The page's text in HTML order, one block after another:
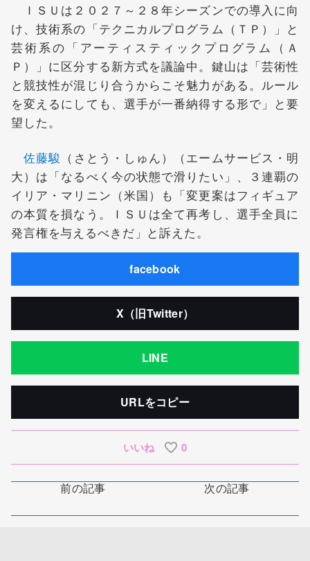
ＩＳＵは２０２７～２８年シーズンでの導入に向
け、技術系の「テクニカルプログラム（ＴＰ）」と
芸術系の「アーティスティックプログラム（Ａ
Ｐ）」に区分する新方式を議論中。鍵山は「芸術性
と競技性が混じり合うからこそ魅力がある。ルール
を変えるにしても、選手が一番納得する形で」と要
望した。
佐藤駿 （さとう・しゅん）（エームサービス・明
大）は「なるべく今の状態で滑りたい」、３連覇の
イリア・マリニン（米国）も「変更案はフィギュア
の本質を損なう。ＩＳＵは全て再考し、選手全員に
発言権を与えるべきだ」と訴えた。
facebook
X（旧Twitter）
LINE
URLをコピー
いいね 0
前の記事 次の記事